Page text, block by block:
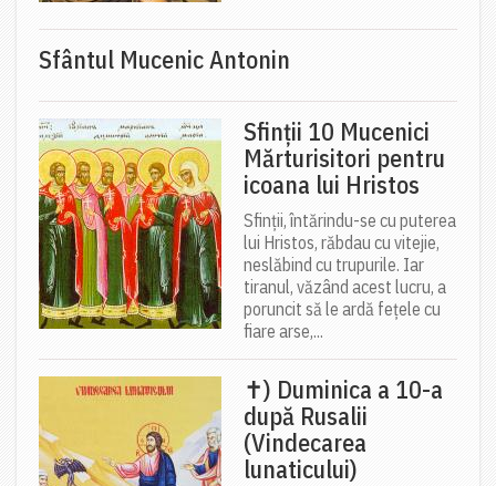
Sfântul Mucenic Antonin
Sfinții 10 Mucenici
Mărturisitori pentru
icoana lui Hristos
Sfinții, întărindu-se cu puterea
lui Hristos, răbdau cu vitejie,
neslăbind cu trupurile. Iar
tiranul, văzând acest lucru, a
poruncit să le ardă fețele cu
fiare arse,...
✝) Duminica a 10-a
după Rusalii
(Vindecarea
lunaticului)